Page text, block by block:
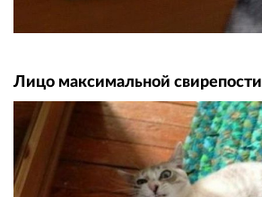
Лицо максимальной свирепости